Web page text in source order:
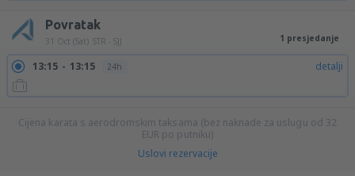
Povratak
31 Oct (Sat) STR - SJJ 1 presjedanje
13:15 13:15 24h detalji
Cijena karata s aerodromskim taksama (bez naknade za uslugu od 32
EUR po putniku)
Uslovi rezervacije